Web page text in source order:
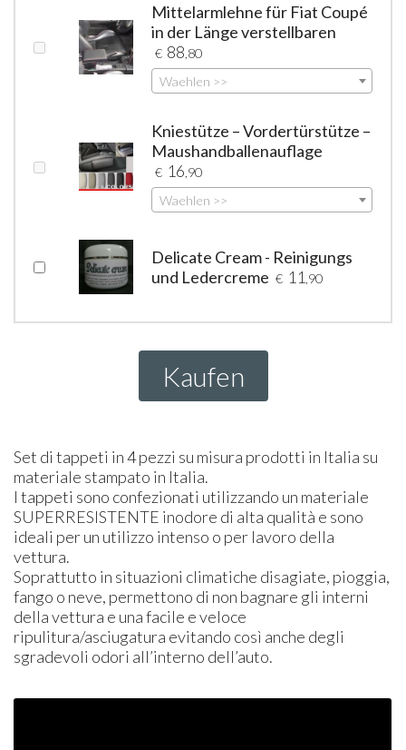
Mittelarmlehne für Fiat Coupé
in der Länge verstellbaren
€ 88 ,80
Waehlen >>
Kniestütze – Vordertürstütze –
Maushandballenauflage
€ 16 ,90
Waehlen >>
Delicate Cream - Reinigungs
und Ledercreme € 11 ,90
Kaufen
Set di tappeti in 4 pezzi su misura prodotti in Italia su
materiale stampato in Italia.
I tappeti sono confezionati utilizzando un materiale
SUPERRESISTENTE inodore di alta qualità e sono
ideali per un utilizzo intenso o per lavoro della
vettura.
Soprattutto in situazioni climatiche disagiate, pioggia,
fango o neve, permettono di non bagnare gli interni
della vettura e una facile e veloce
ripulitura/asciugatura evitando così anche degli
sgradevoli odori all’interno dell’auto.